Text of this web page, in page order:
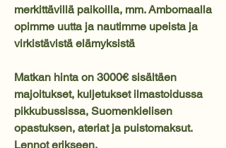
merkittävillä paikoilla, mm. Ambomaalla
opimme uutta ja nautimme upeista ja
virkistävistä elämyksistä
Matkan hinta on 3000€ sisältäen
majoitukset, kuljetukset ilmastoidussa
pikkubussissa, Suomenkielisen
opastuksen, ateriat ja puistomaksut.
Lennot erikseen.